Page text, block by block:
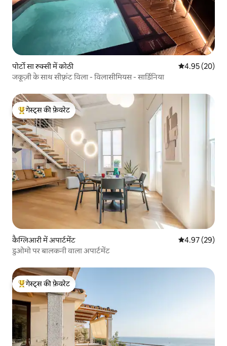
पोर्टो सा रुक्सी में कोठी औसत रेटिंग 5 में
4.95 (20)
जकूज़ी के साथ सीफ़्रंट विला - विलासीमियस - सार्डिनिया
गेस्ट्स का टॉप फ़ेवरेट
गेस्ट्स की फ़ेवरेट
कैग्लिआरी में अपार्टमेंट औसत रेटिंग 5 में
4.97 (29)
डुओमो पर बालकनी वाला अपार्टमेंट
गेस्ट्स का टॉप फ़ेवरेट
गेस्ट्स की फ़ेवरेट